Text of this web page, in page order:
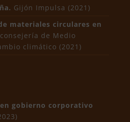
Gijón Impulsa (2021)
materiales circulares en
de Medio
climático (2021)
gobierno corporativo